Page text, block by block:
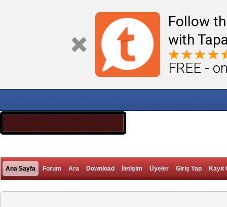
Follow
with
FREE -
Ana Sayfa Forum Ara Download İletişim Üyeler Giriş Yap Kayıt